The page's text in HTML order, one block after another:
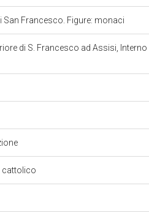
San Francesco. Figure: monaci
di S. Francesco ad Assisi,
cattolico